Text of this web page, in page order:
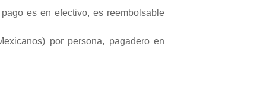
es en efectivo, es reembolsable
por persona, pagadero en